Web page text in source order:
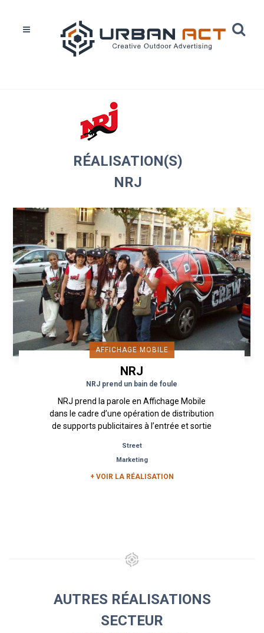
RÉALISATION(S)
NRJ
AFFICHAGE MOBILE
NRJ
NRJ prend un bain de foule
NRJ prend la parole en Affichage Mobile
dans le cadre d’une opération de distribution
de supports publicitaires à l’entrée et sortie
Street
Marketing
+ VOIR LA RÉALISATION
AUTRES RÉALISATIONS
SECTEUR